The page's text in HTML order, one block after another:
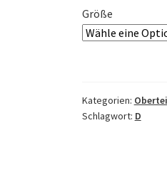
Größe
Kategorien:
Schlagwort: D